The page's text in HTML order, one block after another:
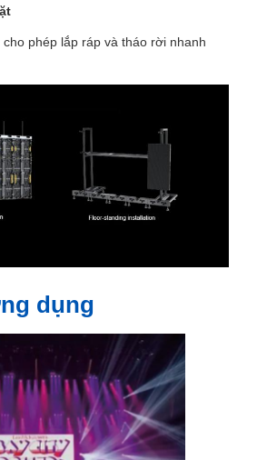
phép lắp ráp và tháo rời nhanh
dụng